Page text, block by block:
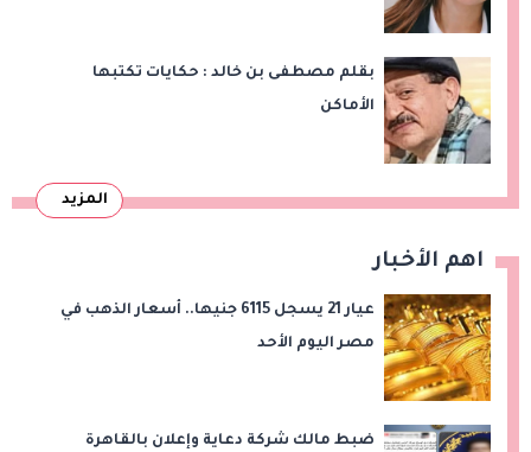
بقلم مصطفى بن خالد : حكايات تكتبها
الأماكن
المزيد
اهم الأخبار
عيار 21 يسجل 6115 جنيها.. أسعار الذهب في
مصر اليوم الأحد
ضبط مالك شركة دعاية وإعلان بالقاهرة